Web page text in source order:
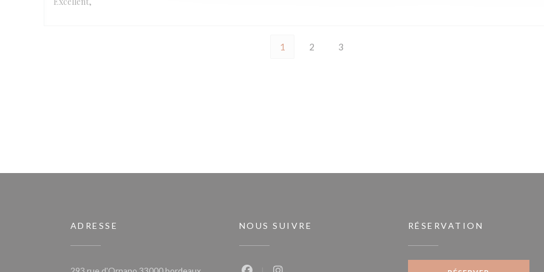
1 2 3
ADRESSE
((ouvre une nouvelle fenêtre))
NOUS SUIVRE RÉSERVATION